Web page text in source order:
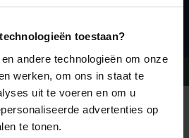
toestaan?
andere technologieën om onze
werken, om ons in staat te
uit te voeren en om u
advertenties op
te tonen.
Bel 09-234 13 11
AAP